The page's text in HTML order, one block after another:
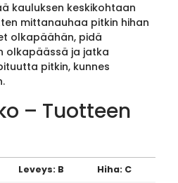
kauluksen keskikohtaan
mittanauhaa pitkin hihan
olkapäähän, pidä
olkapäässä ja jatka
pitkin, kunnes
– Tuotteen
Leveys: B Hiha: C